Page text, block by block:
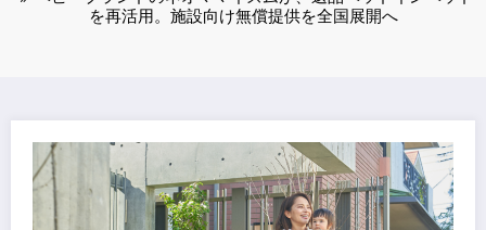
を再活用。施設向け無償提供を全国展開へ